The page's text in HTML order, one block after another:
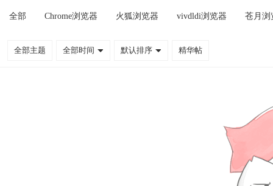
全部 Chrome浏览器 火狐浏览器 vivdldi浏览器 苍月浏
全部主题 全部时间 默认排序 精华帖